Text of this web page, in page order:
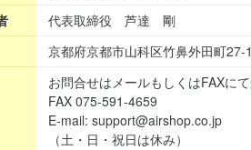
代表取締役 芦達 剛
京都府京都市山科区竹鼻外田町27-1
お問合せはメールもしくはFAXに
FAX 075-591-4659
E-mail: support@airshop.co.jp
（土・日・祝日は休み）